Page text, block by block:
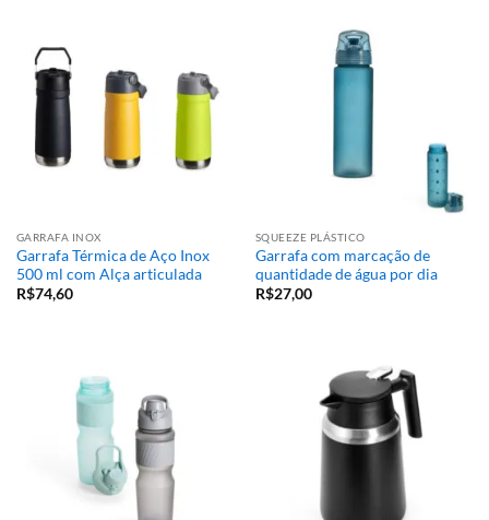
GARRAFA INOX
Garrafa Térmica de Aço Inox
500 ml com Alça articulada
R$74,60
SQUEEZE PLÁSTICO
Garrafa com marcação de
quantidade de água por dia
R$27,00